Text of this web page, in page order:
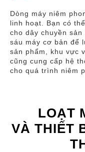
Dòng máy niêm
linh hoạt. Bạn có
cho dây chuyền
sáu máy cơ bản để
sản phẩm, khu vực
cũng cung cấp hệ
cho quá trình niêm
LOẠT
VÀ THIẾT